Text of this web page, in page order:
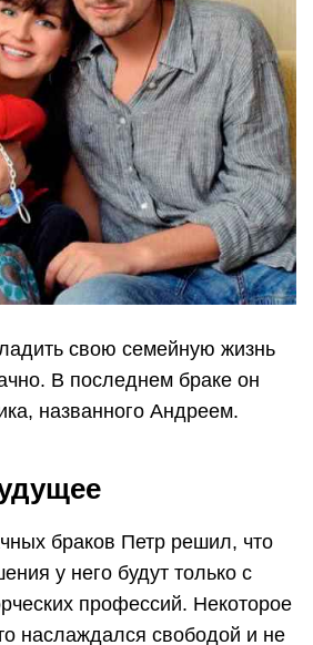
свою семейную жизнь
В последнем браке он
названного Андреем.
браков Петр решил, что
у него будут только с
профессий. Некоторое
наслаждался свободой и не